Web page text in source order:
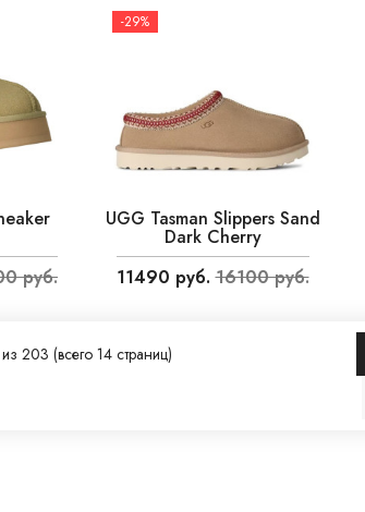
руб.
-29%
UGG Tasman Slippers Sand
Dark Cherry
11490 руб. 16100 руб.
203 (всего 14 страниц)